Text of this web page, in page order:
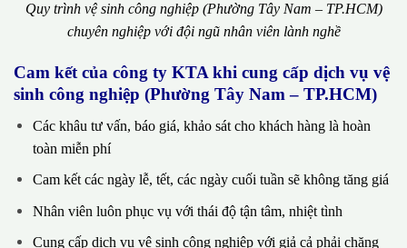
Quy trình vệ sinh công nghiệp (Phường Tây Nam – TP.HCM)
chuyên nghiệp với đội ngũ nhân viên lành nghề
Cam kết của công ty KTA khi cung cấp dịch vụ vệ
sinh công nghiệp (Phường Tây Nam – TP.HCM)
Các khâu tư vấn, báo giá, khảo sát cho khách hàng là hoàn
toàn miễn phí
Cam kết các ngày lễ, tết, các ngày cuối tuần sẽ không tăng giá
Nhân viên luôn phục vụ với thái độ tận tâm, nhiệt tình
Cung cấp dịch vụ vệ sinh công nghiệp với giả cả phải chăng